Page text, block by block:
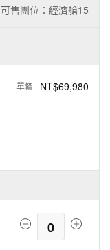
可售團位：經濟艙15
NT$69,980
0